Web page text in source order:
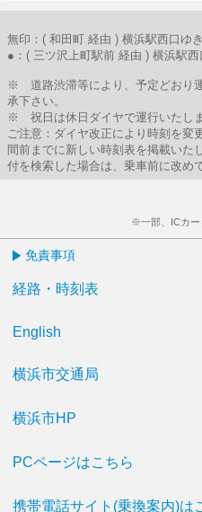
無印：( 和田町 経由 ) 横浜駅西口ゆき
●：( 三ツ沢上町駅前 経由 ) 横浜駅西
※ 道路渋滞等により、予定どおり
承下さい。
※ 祝日は休日ダイヤで運行いたしま
ご注意：ダイヤ改正により時刻を変
間前までに新しい時刻表を掲載いた
付を検索した場合は、乗車前に改め
※一部、ICカー
免責事項
経路・時刻表
English
横浜市交通局
横浜市HP
PCページはこちら
携帯電話サイト(乗換案内)は